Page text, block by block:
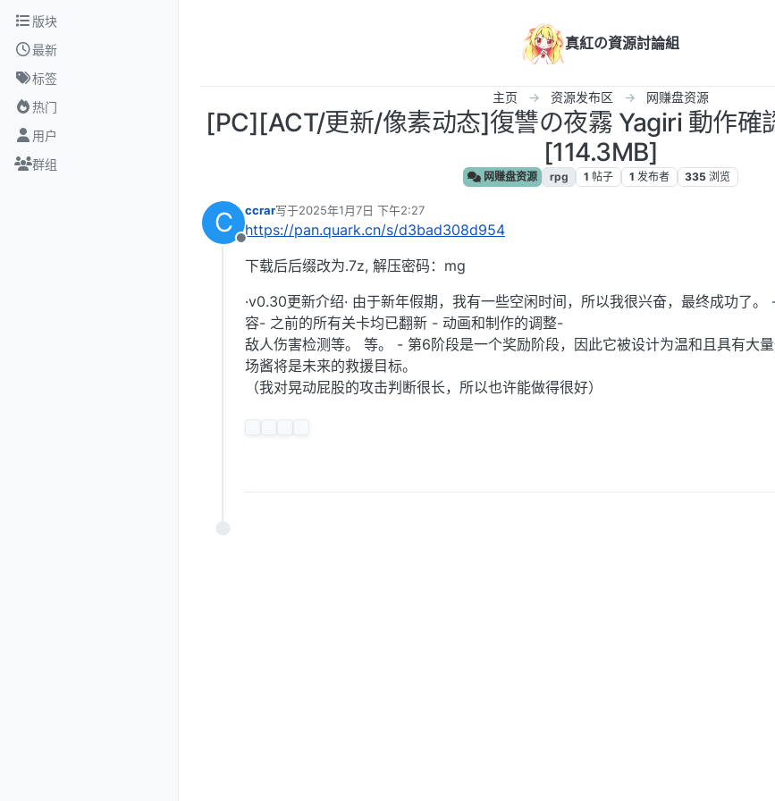
跳转至内容
版块
最新
标签
热门
用户
群组
真紅の資源討論組
主页 资源发布区 网赚盘资源
[PC][ACT/更新/像素动态]復讐の夜霧 Yagiri 動作確
[114.3MB]
网赚盘资源 rpg 1 帖子 1 发布者 335 浏览
C
离线
ccrar写于2025年1月7日 下午2:27
最后由 编辑
https://pan.quark.cn/s/d3bad308d954
下载后后缀改为.7z, 解压密码：mg
·v0.30更新介绍· 由于新年假期，我有一些空闲时间，所以我很兴奋，最终成功了
容- 之前的所有关卡均已翻新 - 动画和制作的调整-
敌人伤​​害检测等。 等。 - 第6阶段是一个奖励阶段，因此它被设计为温和且具有大
场酱将是未来的救援目标。
（我对晃动屁股的攻击判断很长，所以也许能做得很好）